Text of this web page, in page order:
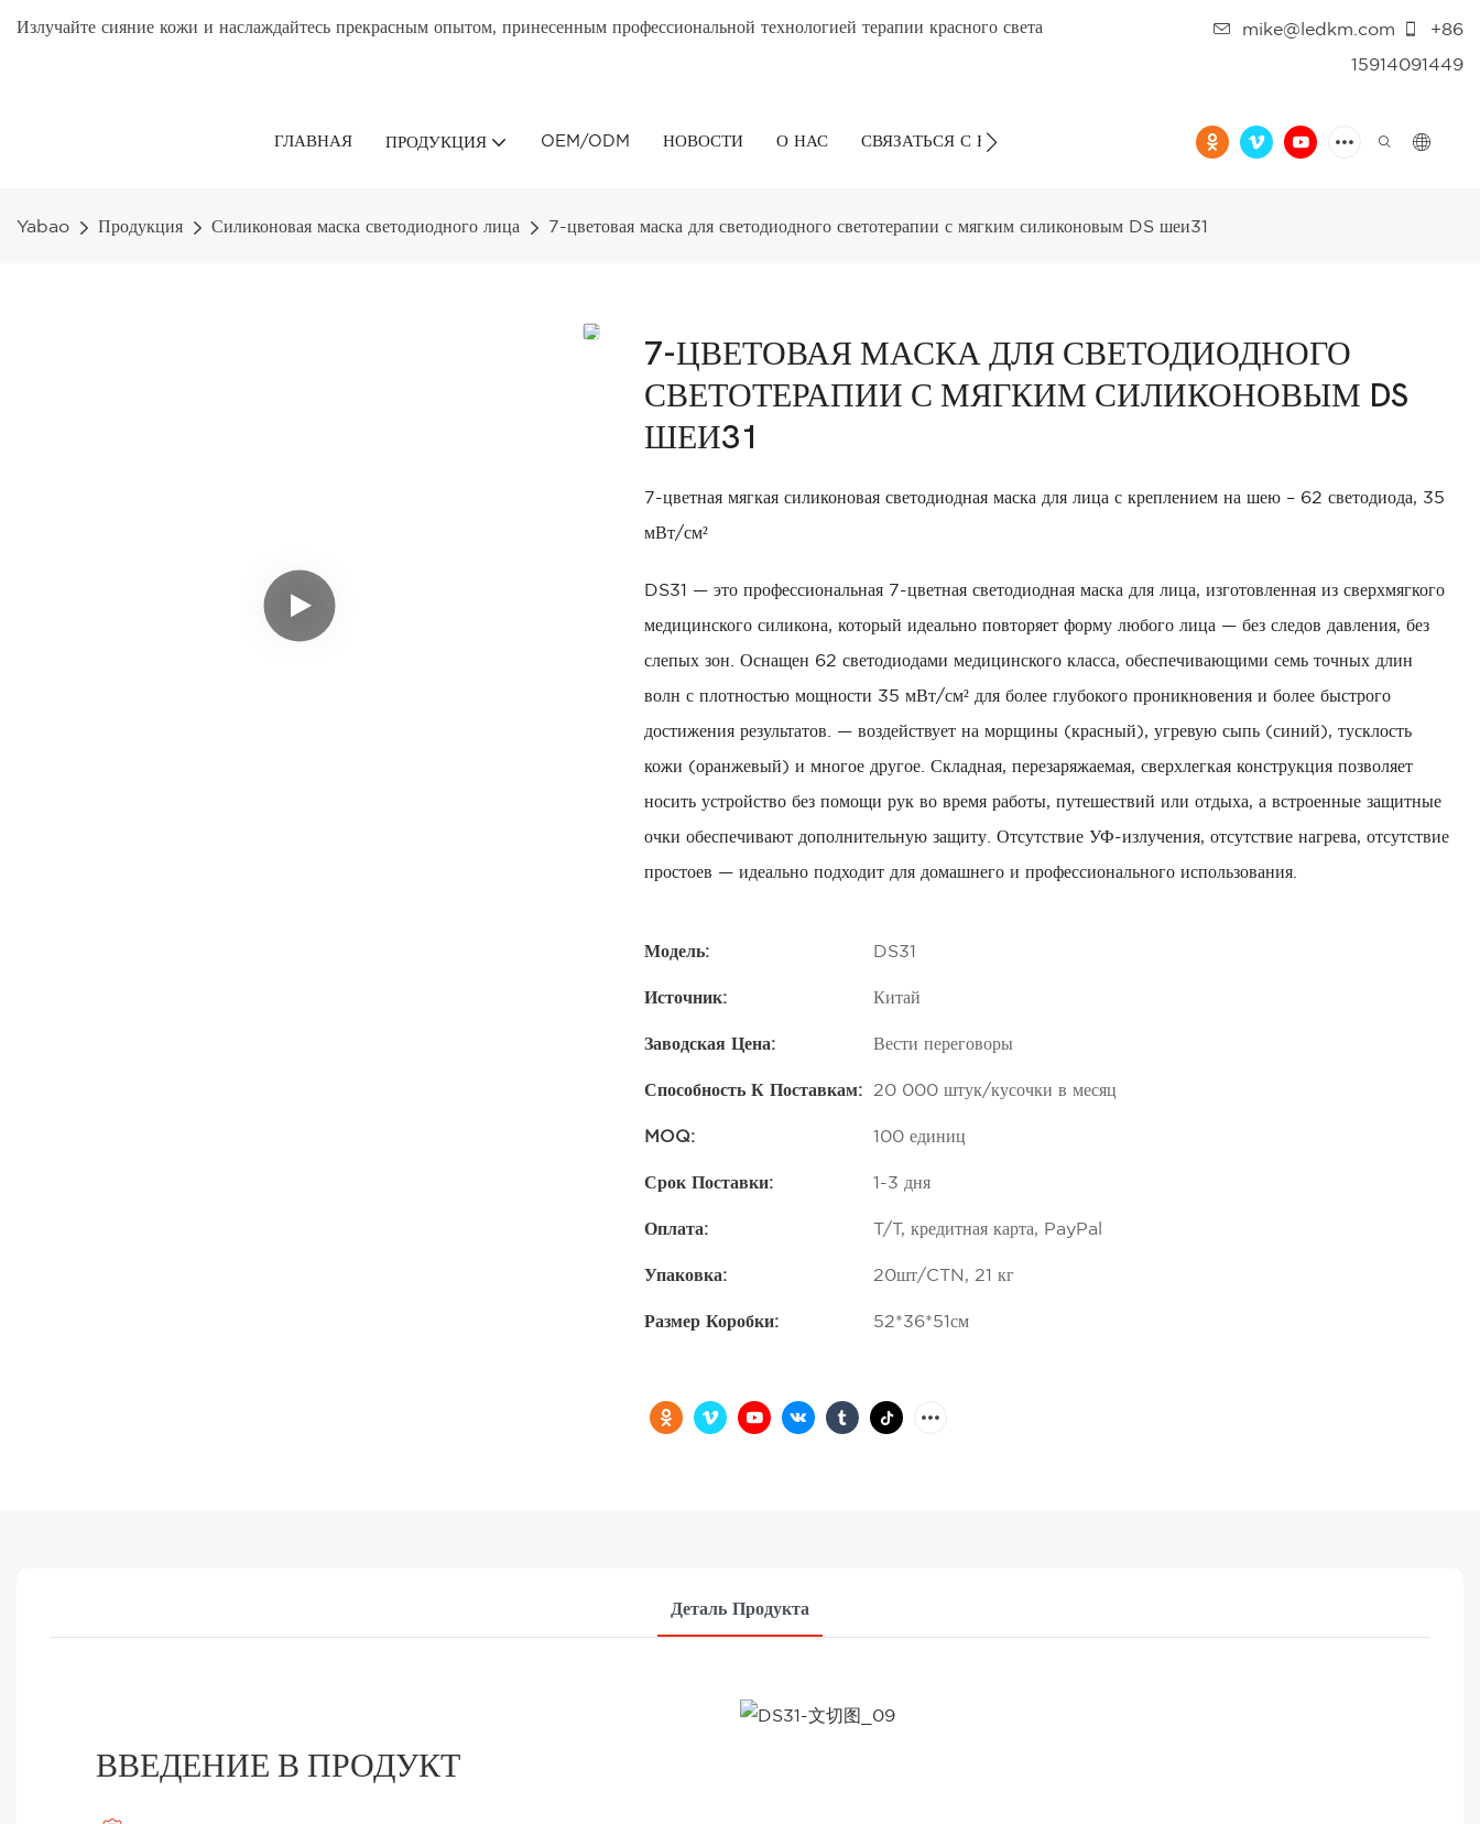
Излучайте сияние кожи и наслаждайтесь прекрасным опытом, принесенным профессиональной технологией терапии красного света mike@ledkm.com +86
15914091449
ГЛАВНАЯ ПРОДУКЦИЯ OEM/ODM НОВОСТИ О НАС СВЯЗАТЬСЯ С НАМИ
Yabao Продукция Силиконовая маска светодиодного лица 7-цветовая маска для светодиодного светотерапии с мягким силиконовым DS шеи31
7-ЦВЕТОВАЯ МАСКА ДЛЯ СВЕТОДИОДНОГО
СВЕТОТЕРАПИИ С МЯГКИМ СИЛИКОНОВЫМ DS
ШЕИ31
7-цветная мягкая силиконовая светодиодная маска для лица с креплением на шею – 62 светодиода, 35
мВт/см²
DS31 — это профессиональная 7-цветная светодиодная маска для лица, изготовленная из сверхмягкого
медицинского силикона, который идеально повторяет форму любого лица — без следов давления, без
слепых зон. Оснащен 62 светодиодами медицинского класса, обеспечивающими семь точных длин
волн с плотностью мощности 35 мВт/см² для более глубокого проникновения и более быстрого
достижения результатов. — воздействует на морщины (красный), угревую сыпь (синий), тусклость
кожи (оранжевый) и многое другое. Складная, перезаряжаемая, сверхлегкая конструкция позволяет
носить устройство без помощи рук во время работы, путешествий или отдыха, а встроенные защитные
очки обеспечивают дополнительную защиту. Отсутствие УФ-излучения, отсутствие нагрева, отсутствие
простоев — идеально подходит для домашнего и профессионального использования.
Модель: DS31
Источник: Китай
Заводская Цена: Вести переговоры
Способность К Поставкам: 20 000 штук/кусочки в месяц
MOQ: 100 единиц
Срок Поставки: 1-3 дня
Оплата: T/T, кредитная карта, PayPal
Упаковка: 20шт/CTN, 21 кг
Размер Коробки: 52*36*51см
Деталь Продукта
ВВЕДЕНИЕ В ПРОДУКТ